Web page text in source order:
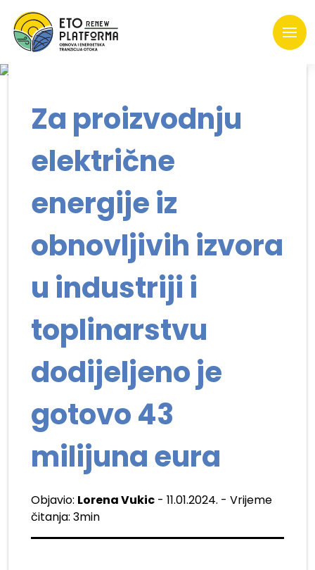
Za proizvodnju
električne
energije iz
obnovljivih izvora
u industriji i
toplinarstvu
dodijeljeno je
gotovo 43
milijuna eura
Objavio: Lorena Vukic - 11.01.2024. - Vrijeme
čitanja: 3min